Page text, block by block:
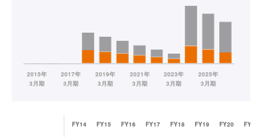
FY14 FY15 FY16 FY17 FY18 FY19 FY20 FY21